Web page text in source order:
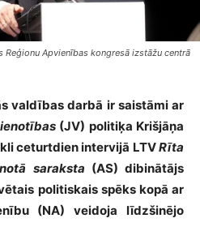
Apvienības kongresā izstāžu centrā
valdības darbā ir saistāmi ar
(JV) politiķa Krišjāņa
ceturtdien intervijā LTVRīta
saraksta (AS) dibinātājs
politiskais spēks kopā ar
(NA) veidoja līdzšinējo